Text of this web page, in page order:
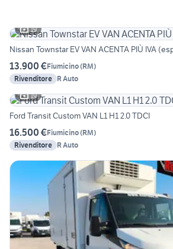
19
Nissan Townstar EV VAN ACENTA PIÙ IVA
13.900 €Fiumicino(RM)
Rivenditore R Auto
19
Ford Transit Custom VAN L1 H1 2.0 TDCI
16.500 €Fiumicino(RM)
Rivenditore R Auto